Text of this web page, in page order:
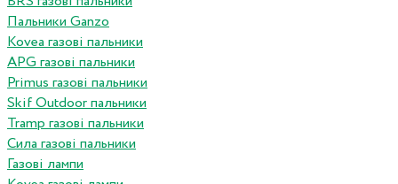
Пальники Ganzo
Kovea газові пальники
APG газові пальники
Primus газові пальники
Skif Outdoor пальники
Tramp газові пальники
Сила газові пальники
Газові лампи